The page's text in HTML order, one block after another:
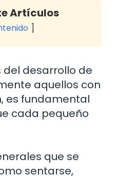
Artículos
desarrollo de
aquellos con
es fundamental
cada pequeño
que se
sentarse,